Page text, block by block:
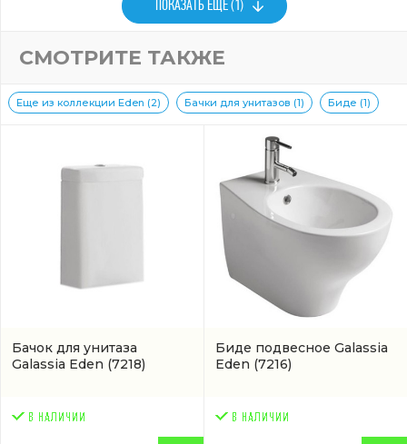
ПОКАЗАТЬ ЕЩЕ (1)
СМОТРИТЕ ТАКЖЕ
Еще из коллекции Eden (2) Бачки для унитазов (1) Биде (1)
Бачок для унитаза
Galassia Eden (7218)
Биде подвесное Galassia
Eden (7216)